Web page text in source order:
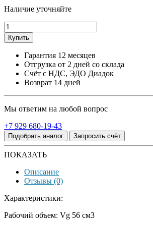
Наличие уточняйте
Купить
Гарантия 12 месяцев
Отгрузка от 2 дней со склада
Счёт с НДС, ЭДО Диадок
Возврат 14 дней
Мы ответим на любой вопрос
+7 929 680-19-43
Подобрать аналог Запросить счёт
ПОКАЗАТЬ
Описание
Отзывы (0)
Характеристики:
Рабочий объем: Vg 56 см3